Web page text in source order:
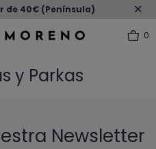
de 40€ (Península)
0
y Parkas
Newsletter